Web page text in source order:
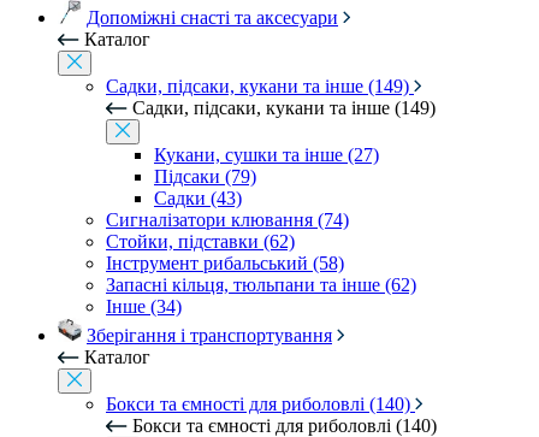
Допоміжні снасті та аксесуари
Каталог
Садки, підсаки, кукани та інше (149)
Садки, підсаки, кукани та інше (149)
Кукани, сушки та інше (27)
Підсаки (79)
Садки (43)
Сигналізатори клювання (74)
Стойки, підставки (62)
Інструмент рибальський (58)
Запасні кільця, тюльпани та інше (62)
Інше (34)
Зберігання і транспортування
Каталог
Бокси та ємності для риболовлі (140)
Бокси та ємності для риболовлі (140)